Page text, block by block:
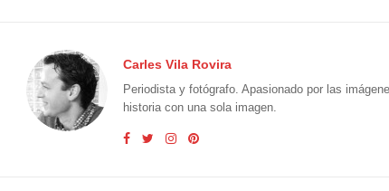
Carles Vila Rovira
Periodista y fotógrafo. Apasionado por las
historia con una sola imagen.